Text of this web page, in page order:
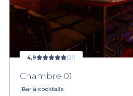
4,9 (21)
Chambre 01
Bar à cocktails